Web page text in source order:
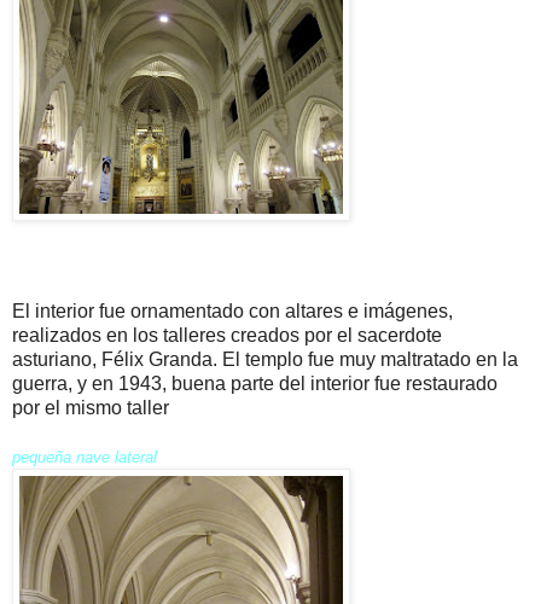
El interior fue ornamentado con altares e imágenes,
realizados en los talleres creados por el sacerdote
asturiano, Félix Granda. El templo fue muy maltratado en la
guerra, y en 1943, buena parte del interior fue restaurado
por el mismo taller
pequeña nave lateral